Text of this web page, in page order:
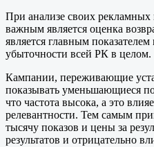
При анализе своих
важным является оценка
является главным
убыточности всей РК в целом.
Кампании, переживающие
показывать уменьшающиеся
что частота высока, а это
релевантности. Тем самым
тысячу показов и цены за
результатов и отрицательно